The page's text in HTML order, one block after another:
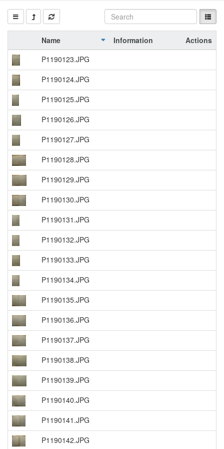
Name Information
Actions
P1190123.JPG
P1190124.JPG
P1190125.JPG
P1190126.JPG
P1190127.JPG
P1190128.JPG
P1190129.JPG
P1190130.JPG
P1190131.JPG
P1190132.JPG
P1190133.JPG
P1190134.JPG
P1190135.JPG
P1190136.JPG
P1190137.JPG
P1190138.JPG
P1190139.JPG
P1190140.JPG
P1190141.JPG
P1190142.JPG